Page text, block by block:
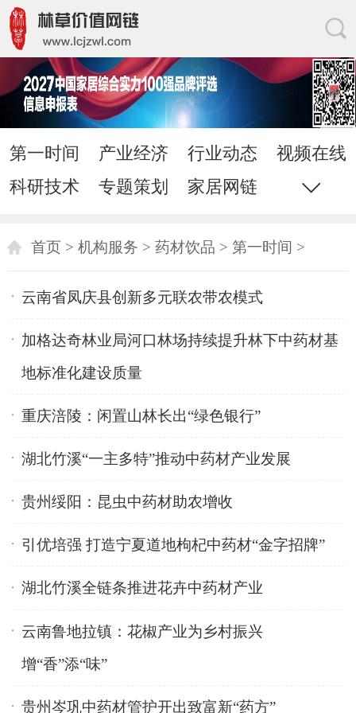
第一时间 产业经济 行业动态
视频在线
科研技术
专题策划 家居网链
网站地图
首页 > 机构服务 > 药材饮品 > 第一时间 >
云南省凤庆县创新多元联农带农模式
加格达奇林业局河口林场持续提升林下中药材基
地标准化建设质量
重庆涪陵：闲置山林长出“绿色银行”
湖北竹溪“一主多特”推动中药材产业发展
贵州绥阳：昆虫中药材助农增收
引优培强 打造宁夏道地枸杞中药材“金字招牌”
湖北竹溪全链条推进花卉中药材产业
云南鲁地拉镇：花椒产业为乡村振兴
增“香”添“味”
贵州岑巩中药材管护开出致富新“药方”